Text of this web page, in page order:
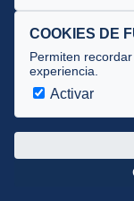
Convocatorias y
Av. José Atarés 101,
Privacidad · Cookies
COOKIES DE
Permiten
experiencia.
Activar